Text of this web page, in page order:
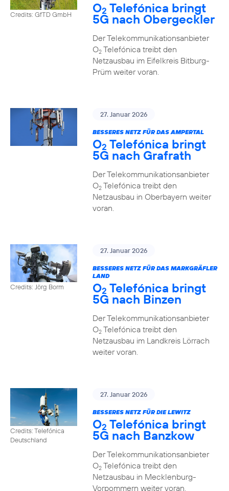
Credits: GfTD GmbH O2 Telefónica bringt
5G nach Obergeckler
Der Telekommunikationsanbieter
O2Telefónica treibt den
Netzausbau im Eifelkreis Bitburg-
Prüm weiter voran.
27. Januar 2026
BESSERES NETZ FÜR DAS AMPERTAL
O2 Telefónica bringt
5G nach Grafrath
Der Telekommunikationsanbieter
O2Telefónica treibt den
Netzausbau in Oberbayern weiter
voran.
Credits: Jörg Borm
27. Januar 2026
BESSERES NETZ FÜR DAS MARKGRÄFLER
LAND
O2 Telefónica bringt
5G nach Binzen
Der Telekommunikationsanbieter
O2Telefónica treibt den
Netzausbau im Landkreis Lörrach
weiter voran.
Credits: Telefónica
Deutschland
27. Januar 2026
BESSERES NETZ FÜR DIE LEWITZ
O2 Telefónica bringt
5G nach Banzkow
Der Telekommunikationsanbieter
O2Telefónica treibt den
Netzausbau in Mecklenburg-
Vorpommern weiter voran.